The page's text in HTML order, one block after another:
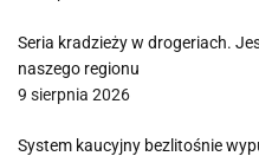
Seria kradzieży w drogeriach.
naszego regionu
9 sierpnia 2026
System kaucyjny bezlitośnie